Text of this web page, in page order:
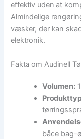
effektiv uden at
Almindelige
væsker, der kan
elektronik.
Fakta om Audinell
Volumen:
både bag-